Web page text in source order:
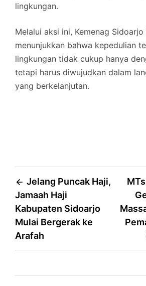
lingkungan.
Melalui aksi ini, Kemenag Sidoarjo
menunjukkan bahwa kepedulian
lingkungan tidak cukup hanya
tetapi harus diwujudkan dalam
yang berkelanjutan.
Post
navigation
Jelang Puncak Haji,
Jamaah Haji
Kabupaten Sidoarjo
Mulai Bergerak ke
Arafah